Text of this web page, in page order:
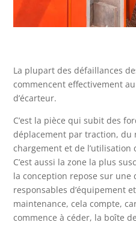
La plupart des défaillances
commencent effectivement
d’écarteur.
C’est la pièce qui subit des
déplacement par traction, du
chargement et de
C’est aussi la zone la plus
la conception repose sur une
responsables d’équipement
maintenance, cela compte,
commence à céder, la boîte